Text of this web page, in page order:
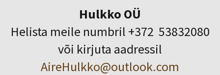
Hulkko OÜ
Helista meile numbril +372 53832080
või kirjuta aadressil
AireHulkko@outlook.com